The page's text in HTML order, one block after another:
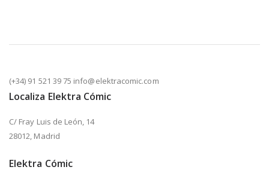
(+34) 91 521 39 75 info@elektracomic.com
Localiza Elektra Cómic
C/ Fray Luis de León, 14
28012, Madrid
Elektra Cómic